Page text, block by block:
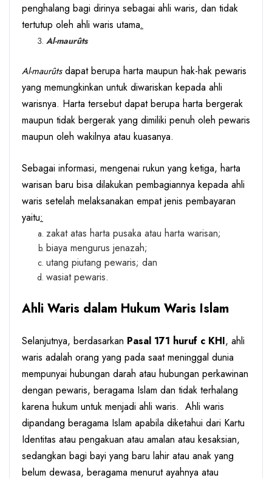
penghalang bagi dirinya sebagai ahli waris, dan tidak
tertutup oleh ahli waris utama.
Al-maurûts
Al-maurûtsdapat berupa harta maupun hak-hak pewaris
yang memungkinkan untuk diwariskan kepada ahli
warisnya. Harta tersebut dapat berupa harta bergerak
maupun tidak bergerak yang dimiliki penuh oleh pewaris
maupun oleh wakilnya atau kuasanya.
Sebagai informasi, mengenai rukun yang ketiga, harta
warisan baru bisa dilakukan pembagiannya kepada ahli
waris setelah melaksanakan empat jenis pembayaran
yaitu:
zakat atas harta pusaka atau harta warisan;
biaya mengurus jenazah;
utang piutang pewaris; dan
wasiat pewaris.
Ahli Waris dalam Hukum Waris Islam
Selanjutnya, berdasarkan Pasal 171 huruf c KHI, ahli
waris adalah orang yang pada saat meninggal dunia
mempunyai hubungan darah atau hubungan perkawinan
dengan pewaris, beragama Islam dan tidak terhalang
karena hukum untuk menjadi ahli waris. Ahli waris
dipandang beragama Islam apabila diketahui dari Kartu
Identitas atau pengakuan atau amalan atau kesaksian,
sedangkan bagi bayi yang baru lahir atau anak yang
belum dewasa, beragama menurut ayahnya atau